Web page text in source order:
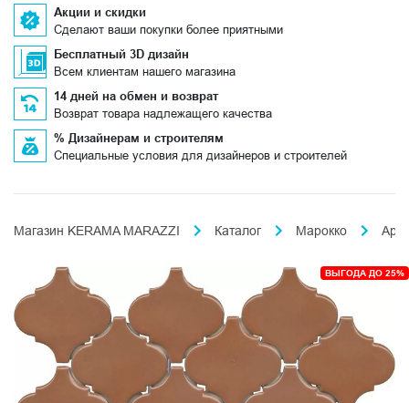
Акции и скидки
Сделают ваши покупки более приятными
Бесплатный 3D дизайн
Всем клиентам нашего магазина
14 дней на обмен и возврат
Возврат товара надлежащего качества
% Дизайнерам и строителям
Специальные условия для дизайнеров и строителей
Магазин KERAMA MARAZZI Каталог Марокко
ВЫГОДА ДО 25%